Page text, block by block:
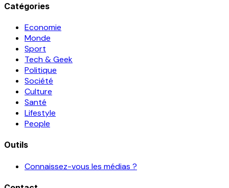
Catégories
Economie
Monde
Sport
Tech & Geek
Politique
Société
Culture
Santé
Lifestyle
People
Outils
Connaissez-vous les médias ?